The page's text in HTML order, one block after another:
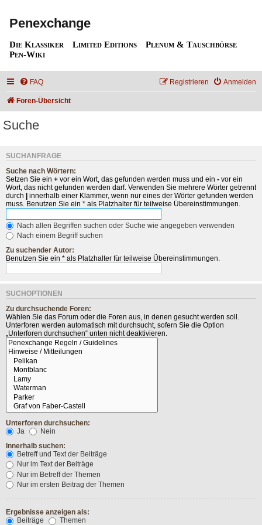
Penexchange
Die Klassiker Limited Editions
Plenum & Tauschbörse
Pen-Wiki
FAQ Anmelden
Registrieren
Foren-Übersicht
Suche
SUCHANFRAGE
Suche nach Wörtern:
Setzen Sie ein + vor ein Wort, das gefunden werden muss und ein - vor ein
Wort, das nicht gefunden werden darf. Verwenden Sie mehrere Wörter getrennt
durch | innerhalb einer Klammer, wenn nur eines der Wörter gefunden werden
muss. Benutzen Sie ein * als Platzhalter für teilweise Übereinstimmungen.
Nach allen Begriffen suchen oder Suche wie angegeben verwenden
Nach einem Begriff suchen
Zu suchender Autor:
Benutzen Sie ein * als Platzhalter für teilweise Übereinstimmungen.
SUCHOPTIONEN
Zu durchsuchende Foren:
Wählen Sie das Forum oder die Foren aus, in denen gesucht werden soll.
Unterforen werden automatisch mit durchsucht, sofern Sie die Option
„Unterforen durchsuchen“ unten nicht deaktivieren.
Unterforen durchsuchen:
Ja
Nein
Innerhalb suchen:
Betreff und Text der Beiträge
Nur im Text der Beiträge
Nur im Betreff der Themen
Nur im ersten Beitrag der Themen
Ergebnisse anzeigen als:
Beiträge
Themen